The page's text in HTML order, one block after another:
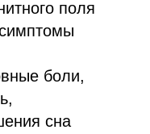
поля
боли,
сна